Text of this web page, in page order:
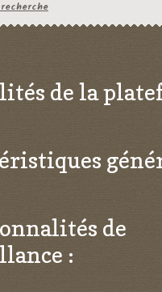
de la
de
: